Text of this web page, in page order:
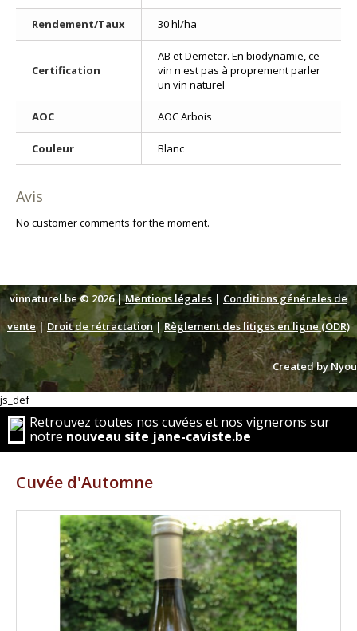
Rendement/Taux 30 hl/ha
Certification
AB et Demeter. En biodynamie, ce
vin n'est pas à proprement parler
un vin naturel
AOC AOC Arbois
Couleur Blanc
Avis
No customer comments for the moment.
vinnaturel.be © 2026 |Mentions légales | Conditions générales de
vente| Droit de rétractation| Règlement des litiges en ligne (ODR)
Created by Nyou
js_def
Retrouvez toutes nos cuvées et nos vignerons sur
notre nouveau site jane-caviste.be
Cuvée d'Automne